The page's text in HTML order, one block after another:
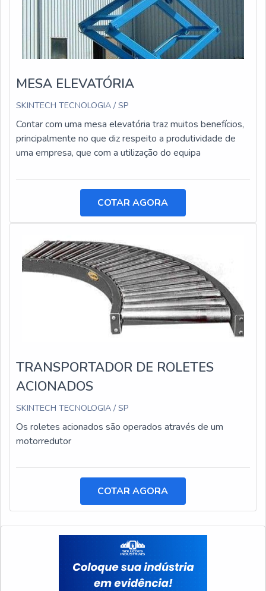
MESA ELEVATÓRIA
SKINTECH TECNOLOGIA / SP
Contar com uma mesa elevatória traz muitos benefícios,
principalmente no que diz respeito a produtividade de
uma empresa, que com a utilização do equipa
COTAR AGORA
TRANSPORTADOR DE ROLETES
ACIONADOS
SKINTECH TECNOLOGIA / SP
Os roletes acionados são operados através de um
motorredutor
COTAR AGORA